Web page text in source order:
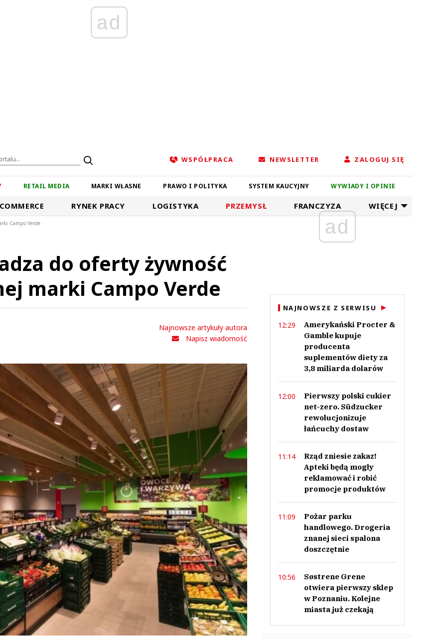
ad
WSPÓŁPRACA NEWSLETTER ZALOGUJ SIĘ
RETAIL MEDIA MARKI WŁASNE PRAWO I POLITYKA SYSTEM KAUCYJNY WYWIADY I OPINIE
RYNEK PRACY LOGISTYKA PRZEMYSŁ FRANCZYZA WIĘCEJ
Campo Verde
do oferty żywność
marki Campo Verde
Najnowsze artykuły autora
Napisz wiadomość
ad
NAJNOWSZE Z SERWISU
12:29
Amerykański Procter &
Gamble kupuje
producenta
suplementów diety za
3,8 miliarda dolarów
12:00
Pierwszy polski cukier
net-zero. Südzucker
rewolucjonizuje
łańcuchy dostaw
11:14
Rząd zniesie zakaz!
Apteki będą mogły
reklamować i robić
promocje produktów
11:09
Pożar parku
handlowego. Drogeria
znanej sieci spalona
doszczętnie
10:56
Søstrene Grene
otwiera pierwszy sklep
w Poznaniu. Kolejne
miasta już czekają